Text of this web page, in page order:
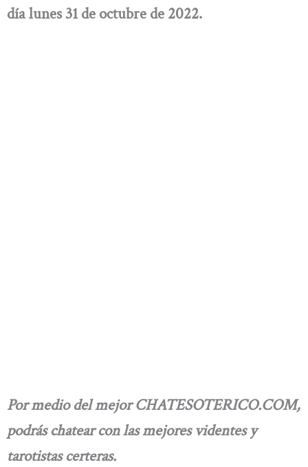
díalunes 31 de octubre de 2022.
Por medio del mejor CHATESOTERICO.COM,
podrás chatear con las mejores videntes y
tarotistas certeras.